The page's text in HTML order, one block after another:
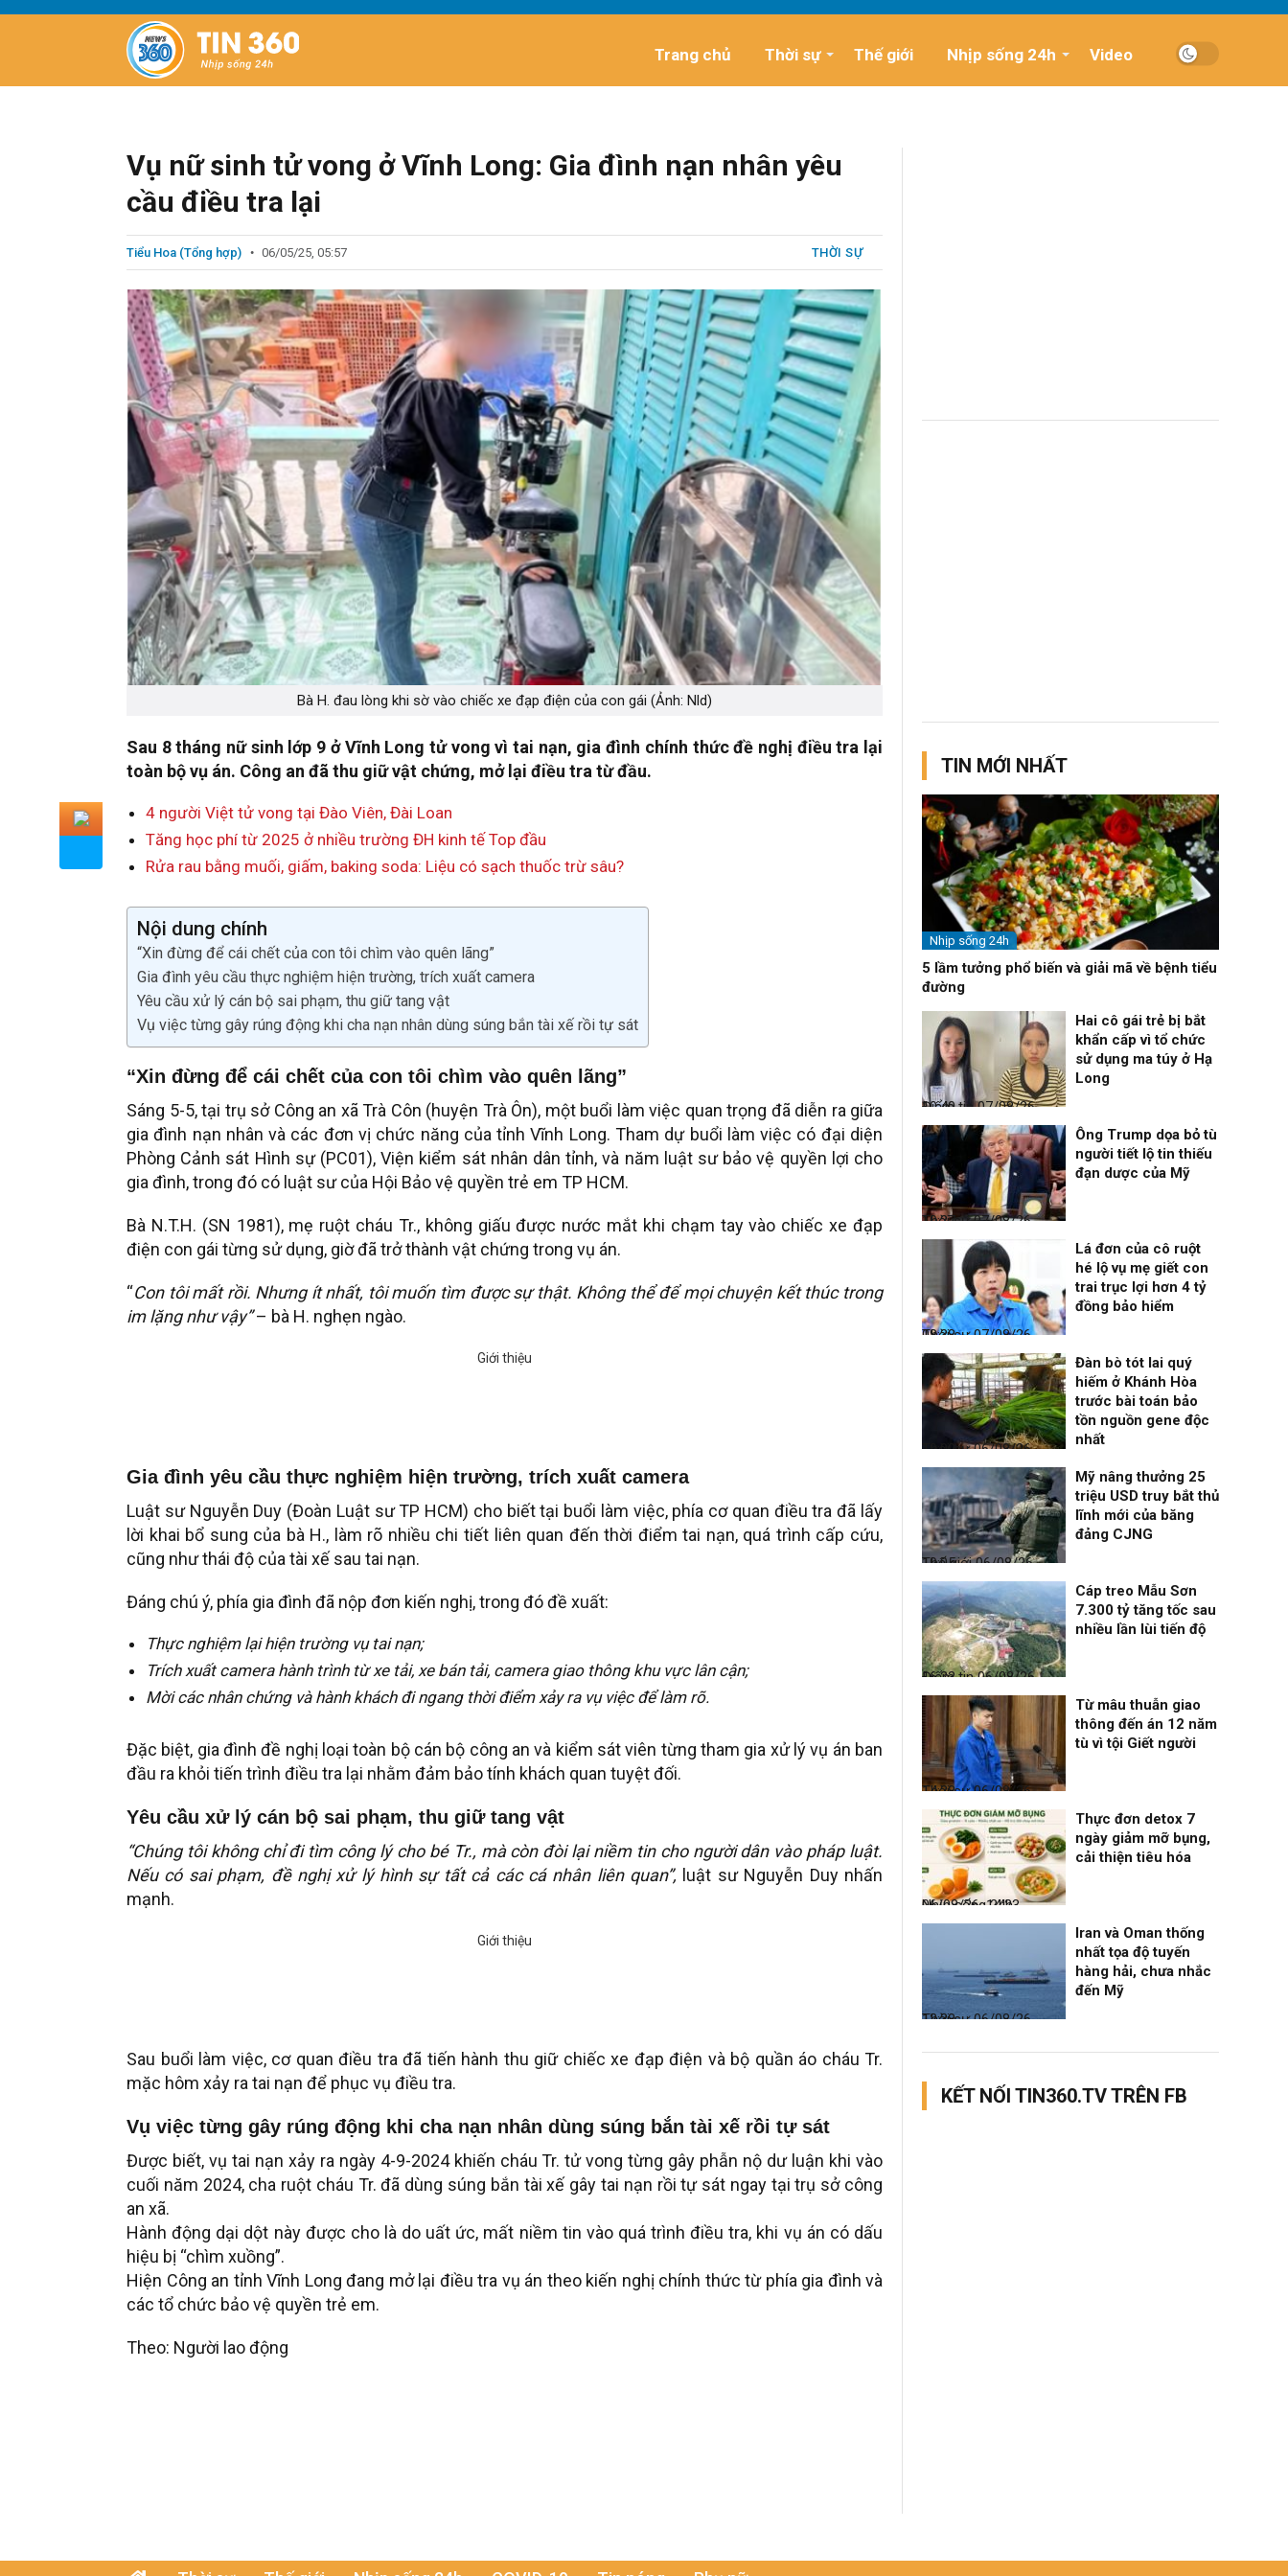
Trang chủ Thời sự Thế giới Nhịp sống 24h Video
Vụ nữ sinh tử vong ở Vĩnh Long: Gia đình nạn nhân yêu
cầu điều tra lại
Tiểu Hoa (Tổng hợp) 06/05/25, 05:57 THỜI SỰ
Bà H. đau lòng khi sờ vào chiếc xe đạp điện của con gái (Ảnh: Nld)
Sau 8 tháng nữ sinh lớp 9 ở Vĩnh Long tử vong vì tai nạn, gia đình chính thức đề nghị điều tra lại
toàn bộ vụ án. Công an đã thu giữ vật chứng, mở lại điều tra từ đầu.
4 người Việt tử vong tại Đào Viên, Đài Loan
Tăng học phí từ 2025 ở nhiều trường ĐH kinh tế Top đầu
Rửa rau bằng muối, giấm, baking soda: Liệu có sạch thuốc trừ sâu?
Nội dung chính
“Xin đừng để cái chết của con tôi chìm vào quên lãng”
Gia đình yêu cầu thực nghiệm hiện trường, trích xuất camera
Yêu cầu xử lý cán bộ sai phạm, thu giữ tang vật
Vụ việc từng gây rúng động khi cha nạn nhân dùng súng bắn tài xế rồi tự sát
“Xin đừng để cái chết của con tôi chìm vào quên lãng”
Sáng 5-5, tại trụ sở Công an xã Trà Côn (huyện Trà Ôn), một buổi làm việc quan trọng đã diễn ra giữa
gia đình nạn nhân và các đơn vị chức năng của tỉnh Vĩnh Long. Tham dự buổi làm việc có đại diện
Phòng Cảnh sát Hình sự (PC01), Viện kiểm sát nhân dân tỉnh, và năm luật sư bảo vệ quyền lợi cho
gia đình, trong đó có luật sư của Hội Bảo vệ quyền trẻ em TP HCM.
Bà N.T.H. (SN 1981), mẹ ruột cháu Tr., không giấu được nước mắt khi chạm tay vào chiếc xe đạp
điện con gái từng sử dụng, giờ đã trở thành vật chứng trong vụ án.
“Con tôi mất rồi. Nhưng ít nhất, tôi muốn tìm được sự thật. Không thể để mọi chuyện kết thúc trong
im lặng như vậy”– bà H. nghẹn ngào.
Gia đình yêu cầu thực nghiệm hiện trường, trích xuất camera
Luật sư Nguyễn Duy (Đoàn Luật sư TP HCM) cho biết tại buổi làm việc, phía cơ quan điều tra đã lấy
lời khai bổ sung của bà H., làm rõ nhiều chi tiết liên quan đến thời điểm tai nạn, quá trình cấp cứu,
cũng như thái độ của tài xế sau tai nạn.
Đáng chú ý, phía gia đình đã nộp đơn kiến nghị, trong đó đề xuất:
Thực nghiệm lại hiện trường vụ tai nạn;
Trích xuất camera hành trình từ xe tải, xe bán tải, camera giao thông khu vực lân cận;
Mời các nhân chứng và hành khách đi ngang thời điểm xảy ra vụ việc để làm rõ.
Đặc biệt, gia đình đề nghị loại toàn bộ cán bộ công an và kiểm sát viên từng tham gia xử lý vụ án ban
đầu ra khỏi tiến trình điều tra lại nhằm đảm bảo tính khách quan tuyệt đối.
Yêu cầu xử lý cán bộ sai phạm, thu giữ tang vật
“Chúng tôi không chỉ đi tìm công lý cho bé Tr., mà còn đòi lại niềm tin cho người dân vào pháp luật.
Nếu có sai phạm, đề nghị xử lý hình sự tất cả các cá nhân liên quan”, luật sư Nguyễn Duy nhấn
mạnh.
Sau buổi làm việc, cơ quan điều tra đã tiến hành thu giữ chiếc xe đạp điện và bộ quần áo cháu Tr.
mặc hôm xảy ra tai nạn để phục vụ điều tra.
Vụ việc từng gây rúng động khi cha nạn nhân dùng súng bắn tài xế rồi tự sát
Được biết, vụ tai nạn xảy ra ngày 4-9-2024 khiến cháu Tr. tử vong từng gây phẫn nộ dư luận khi vào
cuối năm 2024, cha ruột cháu Tr. đã dùng súng bắn tài xế gây tai nạn rồi tự sát ngay tại trụ sở công
an xã.
Hành động dại dột này được cho là do uất ức, mất niềm tin vào quá trình điều tra, khi vụ án có dấu
hiệu bị “chìm xuồng”.
Hiện Công an tỉnh Vĩnh Long đang mở lại điều tra vụ án theo kiến nghị chính thức từ phía gia đình và
các tổ chức bảo vệ quyền trẻ em.
Theo: Người lao động
TIN MỚI NHẤT
Nhịp sống 24h
5 lầm tưởng phổ biến và giải mã về bệnh tiểu
đường
Điểm tin
07/08/26, 10:40
Hai cô gái trẻ bị bắt
khẩn cấp vì tổ chức
sử dụng ma túy ở Hạ
Long
Thời sự
07/08/26, 10:27
Ông Trump dọa bỏ tù
người tiết lộ tin thiếu
đạn dược của Mỹ
Thời sự
07/08/26, 08:38
Lá đơn của cô ruột
hé lộ vụ mẹ giết con
trai trục lợi hơn 4 tỷ
đồng bảo hiểm
Thời sự
06/08/26, 19:09
Đàn bò tót lai quý
hiếm ở Khánh Hòa
trước bài toán bảo
tồn nguồn gene độc
nhất
Thế giới
06/08/26, 19:05
Mỹ nâng thưởng 25
triệu USD truy bắt thủ
lĩnh mới của băng
đảng CJNG
Điểm tin
06/08/26, 16:23
Cáp treo Mẫu Sơn
7.300 tỷ tăng tốc sau
nhiều lần lùi tiến độ
Thời sự
06/08/26, 14:28
Từ mâu thuẫn giao
thông đến án 12 năm
tù vì tội Giết người
Nhịp sống 24h
06/08/26, 14:23
Thực đơn detox 7
ngày giảm mỡ bụng,
cải thiện tiêu hóa
Thời sự
06/08/26, 12:38
Iran và Oman thống
nhất tọa độ tuyến
hàng hải, chưa nhắc
đến Mỹ
KẾT NỐI TIN360.TV TRÊN FB